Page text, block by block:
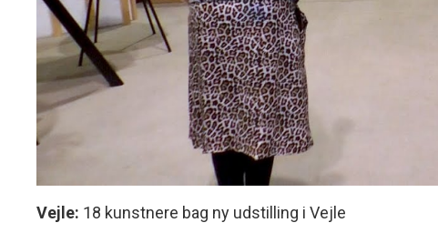
Vejle: 18 kunstnere bag ny udstilling i Vejle